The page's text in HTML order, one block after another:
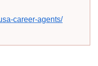
career-agents/